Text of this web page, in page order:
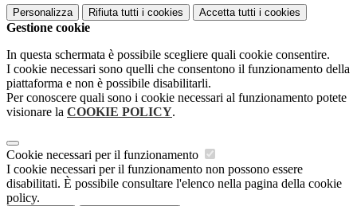
Personalizza Rifiuta tutti i cookies Accetta tutti i cookies
Gestione cookie
In questa schermata è possibile scegliere quali cookie consentire.
I cookie necessari sono quelli che consentono il funzionamento della
piattaforma e non è possibile disabilitarli.
Per conoscere quali sono i cookie necessari al funzionamento potete
visionare la COOKIE POLICY.
Cookie necessari per il funzionamento
I cookie necessari per il funzionamento non possono essere
disabilitati. È possibile consultare l'elenco nella pagina della cookie
policy.